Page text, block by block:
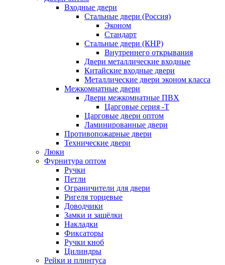
Входные двери
Стальные двери (Россия)
Эконом
Стандарт
Стальные двери (КНР)
Внутреннего открывания
Двери металлические входные
Китайские входные двери
Металлические двери эконом класса
Межкомнатные двери
Двери межкомнатные ПВХ
Царговые серия -Т
Царговые двери оптом
Ламинированные двери
Противопожарные двери
Технические двери
Люки
Фурнитура оптом
Ручки
Петли
Ограничители для двери
Ригеля торцевые
Доводчики
Замки и защёлки
Накладки
Фиксаторы
Ручки кноб
Цилиндры
Рейки и плинтуса